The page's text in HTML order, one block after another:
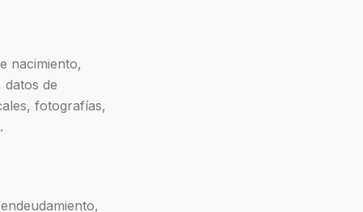
nacimiento,
datos de
fotografías,